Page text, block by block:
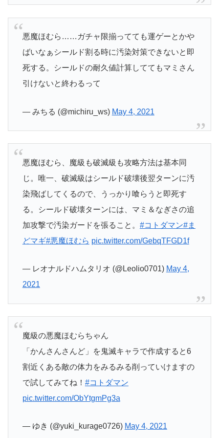
悪魔ほむら……ガチャ限揃ってても運ゲーとかや
ばいなぁシールド割る時に汚染対策できないと即
死する。シールドの耐久値計算しててもマミさん
引けないと終わるって
— みちる (@michiru_ws) May 4, 2021
悪魔ほむら、魔級も破滅級も攻略方法は基本同
じ。唯一、破滅級はシールド破壊後翌ターンに汚
染飛ばしてくるので、うっかり喰らうと即死す
る。シールド破壊ターンには、マミ＆なぎさの追
加攻撃で汚染ガードを張ること。 #コトダマン#ま
どマギ#悪魔ほむら pic.twitter.com/GebqTFGD1f
— レオナルドハムタリオ (@Leolio0701) May 4,
2021
魔級の悪魔ほむらちゃん
「かんさんさんど」を鬼滅キャラで作成すると6
割近くある敵の体力をみるみる削っていけますの
で試してみてね！ #コトダマン
pic.twitter.com/ObYtgmPg3a
— ゆき (@yuki_kurage0726) May 4, 2021